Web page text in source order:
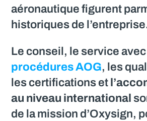
aéronautique figurent
historiques de
Le conseil, le service
procédures AOG, les
les certifications et
au niveau international
de la mission d’Oxysign,